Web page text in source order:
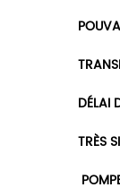
DÉLAI
TRÈS